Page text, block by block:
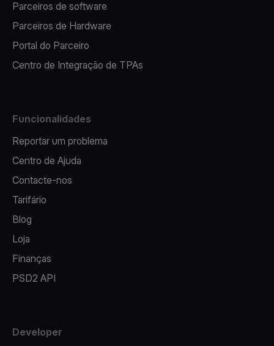
Parceiros de software
Parceiros de Hardware
Portal do Parceiro
Centro de Integração de TPAs
Funcionalidades
Reportar um problema
Centro de Ajuda
Contacte-nos
Tarifário
Blog
Loja
Finanças
PSD2 API
Developer